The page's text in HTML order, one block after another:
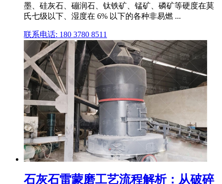
墨、硅灰石、磞润石、钛铁矿、锰矿、磷矿等硬度在莫
氏七级以下、湿度在 6% 以下的各种非易燃 ...
联系电话: 180 3780 8511
石灰石雷蒙磨工艺流程解析：从破碎